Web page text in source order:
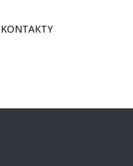
KONTAKTY